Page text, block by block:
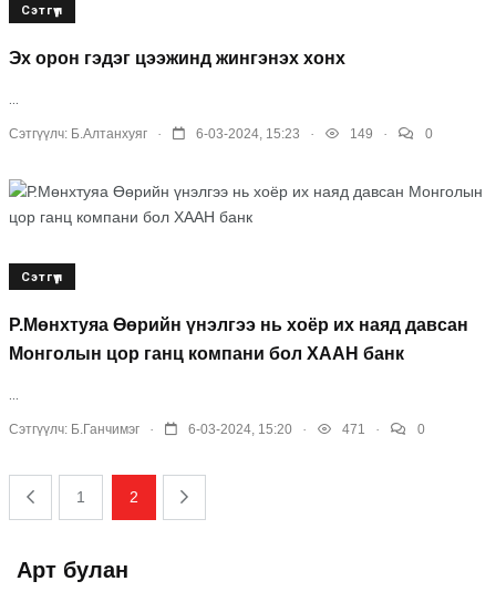
Сэтгүүл
Эх орон гэдэг цээжинд жингэнэх хонх
Сэтгүүлч: Б.Алтанхуяг 6-03-2024, 15:23 149 0
Сэтгүүл
Р.Мөнхтуяа Өөрийн үнэлгээ нь хоёр их наяд давсан
Монголын цор ганц компани бол ХААН банк
Сэтгүүлч: Б.Ганчимэг 6-03-2024, 15:20 471 0
1 2
Арт булан